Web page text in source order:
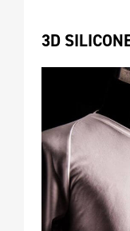
3D